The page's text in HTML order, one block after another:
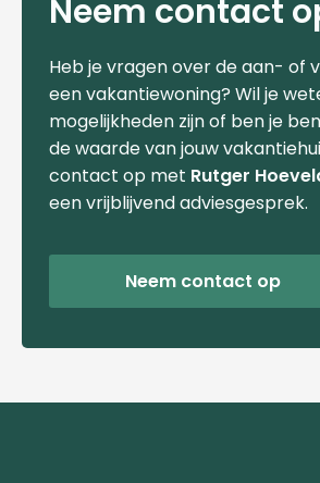
Neem contact
Heb je vragen over de aan- of
een vakantiewoning? Wil je
mogelijkheden zijn of ben je
de waarde van jouw
contact op met Rutger
een vrijblijvend adviesgesprek.
Neem contact op